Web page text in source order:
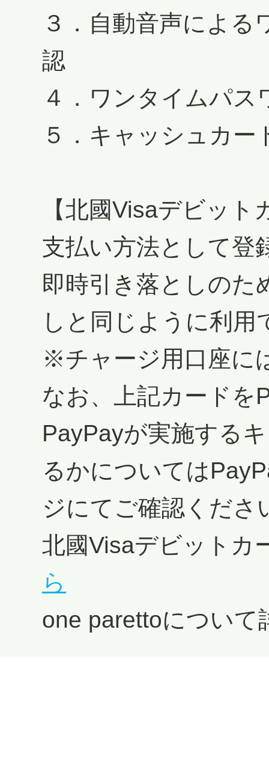
３．自動音声によ
認
４．ワンタイムパス
５．キャッシュカー
【北國Visaデビッ
支払い方法として登
即時引き落としのた
しと同じように利用
※チャージ用口座に
なお、上記カードを
PayPayが実施する
るかについては
ジにてご確認くださ
北國Visaデビットカ
ら
one parettoについて